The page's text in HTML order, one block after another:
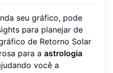
seu gráfico, pode
para planejar de
de Retorno Solar
para a astrologia
você a